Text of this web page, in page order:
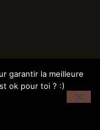
garantir la meilleure
ok pour toi ? :)